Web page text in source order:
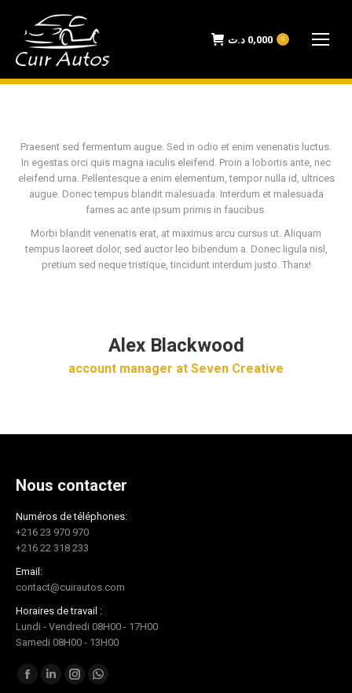
0,000 د.ت 0
Praesent sed fermentum augue. Sed in odio et enim venenatis luctus.
In egestas orci quis magna iaculis eleifend. Proin a lobortis ante, nec
eleifend urna. Pellentesque a enim elementum, tempor nulla id, ultrices
augue. Donec tempus blandit malesuada. Interdum et malesuada
fames ac ante ipsum primis in faucibus.
Morbi blandit venenatis erat, at maximus arcu cursus ut. Aliquam
tempus laoreet dolor, sed auctor leo bibendum a. Donec ligula nisl,
pretium sed neque tristique, tincidunt interdum justo. Thanx!
Alex Blackwood
account manager at Seven Creative
Nous contacter
Numéros de téléphones:
+216 23 970 970
+216 22 318 233
Email:
contact@cuirautos.com
Horaires de travail :
Lundi - Vendredi 08H00 - 17H00
Samedi 08H00 - 13H00
Trouvez nous sur :
Facebook
LinkedInInstagramWhatsapp